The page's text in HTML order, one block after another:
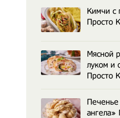
Кимчи с
Просто
Мясной
луком и
Просто
ангела»